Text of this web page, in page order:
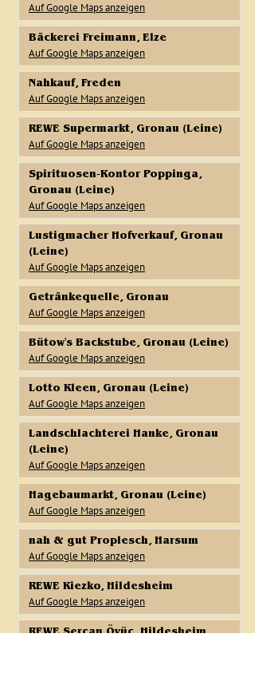
Auf Google Maps anzeigen
Bäckerei Freimann, Elze
Auf Google Maps anzeigen
Nahkauf, Freden
Auf Google Maps anzeigen
REWE Supermarkt, Gronau (Leine)
Auf Google Maps anzeigen
Spirituosen-Kontor Poppinga,
Gronau (Leine)
Auf Google Maps anzeigen
Lustigmacher Hofverkauf, Gronau
(Leine)
Auf Google Maps anzeigen
Getränkequelle, Gronau
Auf Google Maps anzeigen
Bütow's Backstube, Gronau (Leine)
Auf Google Maps anzeigen
Lotto Kleen, Gronau (Leine)
Auf Google Maps anzeigen
Landschlachterei Hanke, Gronau
(Leine)
Auf Google Maps anzeigen
Hagebaumarkt, Gronau (Leine)
Auf Google Maps anzeigen
nah & gut Proplesch, Harsum
Auf Google Maps anzeigen
REWE Kiezko, Hildesheim
Auf Google Maps anzeigen
REWE Sercan Övüc, Hildesheim